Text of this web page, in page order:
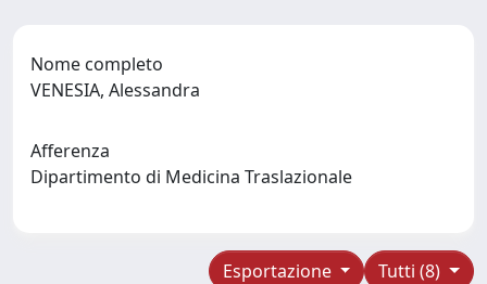
Nome completo
VENESIA, Alessandra
Afferenza
Dipartimento di Medicina Traslazionale
Tutti (8)
Esportazione